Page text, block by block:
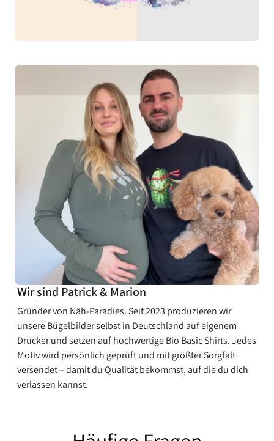
Wir sind Patrick & Marion
Gründer von Näh-Paradies. Seit 2023 produzieren wir
unsere Bügelbilder selbst in Deutschland auf eigenem
Drucker und setzen auf hochwertige Bio Basic Shirts. Jedes
Motiv wird persönlich geprüft und mit größter Sorgfalt
versendet – damit du Qualität bekommst, auf die du dich
verlassen kannst.